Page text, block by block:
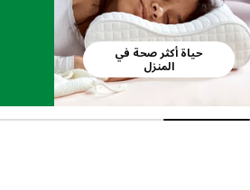
حياة أكثر صحة في
المنزل